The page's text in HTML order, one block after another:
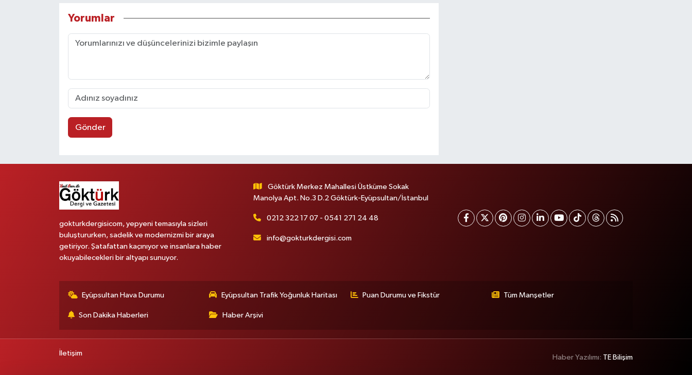
Yorumlar
Gönder
gokturkdergisicom, yepyeni temasıyla sizleri
buluştururken, sadelik ve modernizmi bir araya
getiriyor. Şatafattan kaçınıyor ve insanlara haber
okuyabilecekleri bir altyapı sunuyor.
Göktürk Merkez Mahallesi Üstküme Sokak
Manolya Apt. No.3 D.2 Göktürk-Eyüpsultan/İstanbul
0212 322 17 07 - 0541 271 24 48
info@gokturkdergisi.com
Eyüpsultan Hava Durumu Eyüpsultan Trafik Yoğunluk Haritası Puan Durumu ve Fikstür Tüm Manşetler
Son Dakika Haberleri Haber Arşivi
İletişim
Haber Yazılımı: TE Bilişim